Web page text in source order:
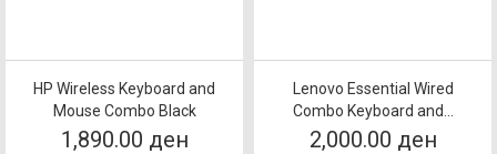
HP Wireless Keyboard and
Mouse Combo Black
1,890.00 ден
Lenovo Essential Wired
Combo Keyboard and...
2,000.00 ден